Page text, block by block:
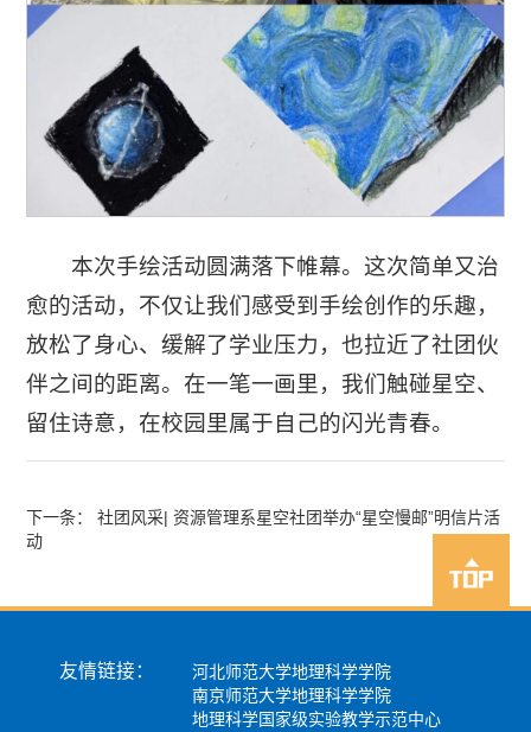
本次手绘活动圆满落下帷幕。这次简单又治
愈的活动，不仅让我们感受到手绘创作的乐趣，
放松了身心、缓解了学业压力，也拉近了社团伙
伴之间的距离。在一笔一画里，我们触碰星空、
留住诗意，在校园里属于自己的闪光青春。
下一条： 社团风采| 资源管理系星空社团举办“星空慢邮”明信片活
动
友情链接：
河北师范大学地理科学学院
南京师范大学地理科学学院
地理科学国家级实验教学示范中心